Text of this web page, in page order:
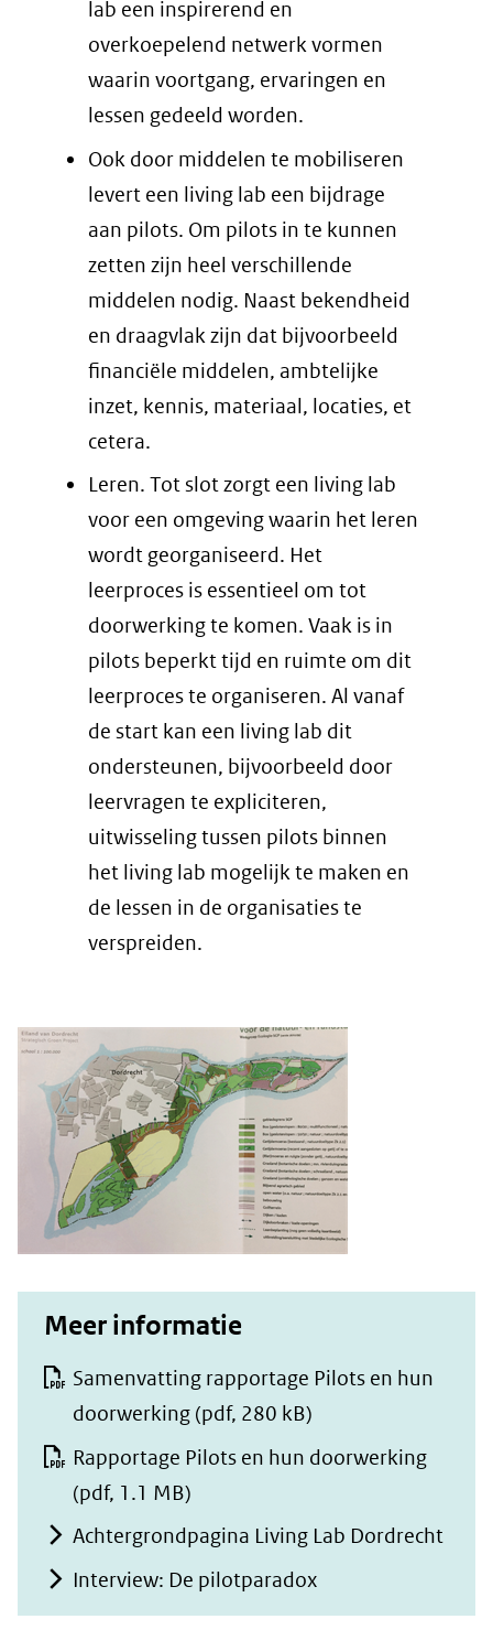
lab een inspirerend en
overkoepelend netwerk vormen
waarin voortgang, ervaringen en
lessen gedeeld worden.
Ook door middelen te mobiliseren
levert een living lab een bijdrage
aan pilots. Om pilots in te kunnen
zetten zijn heel verschillende
middelen nodig. Naast bekendheid
en draagvlak zijn dat bijvoorbeeld
financiële middelen, ambtelijke
inzet, kennis, materiaal, locaties, et
cetera.
Leren. Tot slot zorgt een living lab
voor een omgeving waarin het leren
wordt georganiseerd. Het
leerproces is essentieel om tot
doorwerking te komen. Vaak is in
pilots beperkt tijd en ruimte om dit
leerproces te organiseren. Al vanaf
de start kan een living lab dit
ondersteunen, bijvoorbeeld door
leervragen te expliciteren,
uitwisseling tussen pilots binnen
het living lab mogelijk te maken en
de lessen in de organisaties te
verspreiden.
Meer informatie
Samenvatting rapportage Pilots en hun
doorwerking (pdf, 280 kB)
Rapportage Pilots en hun doorwerking
(pdf, 1.1 MB)
Achtergrondpagina Living Lab Dordrecht
Interview: De pilotparadox